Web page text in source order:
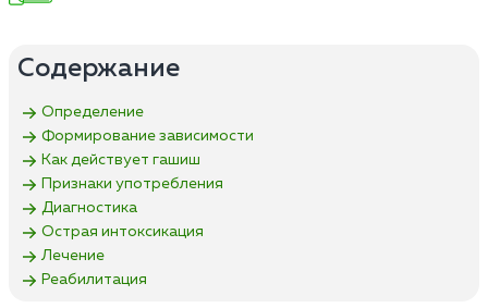
Содержание
Определение
Формирование зависимости
Как действует гашиш
Признаки употребления
Диагностика
Острая интоксикация
Лечение
Реабилитация